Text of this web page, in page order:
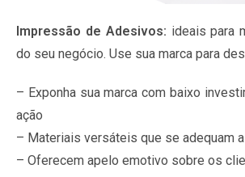
Impressão de Adesivos: ideais para
do seu negócio. Use sua marca para
– Exponha sua marca com baixo
ação
– Materiais versáteis que se adequam
– Oferecem apelo emotivo sobre os